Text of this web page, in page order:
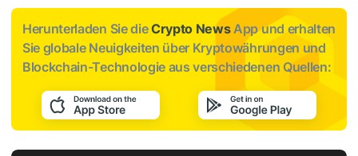
Herunterladen Sie dieCrypto NewsApp und erhalten
Sie globale Neuigkeiten über Kryptowährungen und
Blockchain-Technologie aus verschiedenen Quellen: